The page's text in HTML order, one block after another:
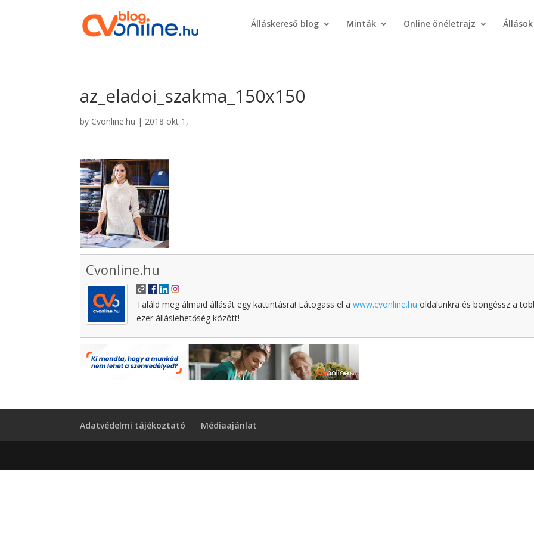
Álláskereső blog Minták Online önéletrajz Állások
az_eladoi_szakma_150x150
by Cvonline.hu | 2018 okt 1,
Cvonline.hu
Találd meg álmaid állását egy kattintásra! Látogass el awww.cvonline.hu oldalunkra és böngéssz a
ezer álláslehetőség között!
Adatvédelmi tájékoztató Médiaajánlat